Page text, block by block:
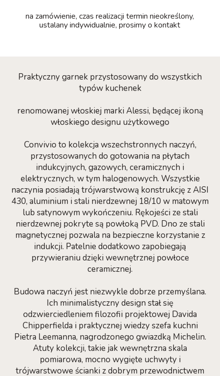
na zamówienie, czas realizacji termin nieokreślony,
ustalany indywidualnie, prosimy o kontakt
Praktyczny garnek przystosowany do wszystkich
typów kuchenek
renomowanej włoskiej marki Alessi, będącej ikoną
włoskiego designu użytkowego
Convivio to kolekcja wszechstronnych naczyń,
przystosowanych do gotowania na płytach
indukcyjnych, gazowych, ceramicznych i
elektrycznych, w tym halogenowych. Wszystkie
naczynia posiadają trójwarstwową konstrukcję z AISI
430, aluminium i stali nierdzewnej 18/10 w matowym
lub satynowym wykończeniu. Rękojeści ze stali
nierdzewnej pokryte są powłoką PVD. Dno ze stali
magnetycznej pozwala na bezpieczne korzystanie z
indukcji. Patelnie dodatkowo zapobiegają
przywieraniu dzięki wewnętrznej powłoce
ceramicznej.
Budowa naczyń jest niezwykle dobrze przemyślana.
Ich minimalistyczny design stał się
odzwierciedleniem filozofii projektowej Davida
Chipperfielda i praktycznej wiedzy szefa kuchni
Pietra Leemanna, nagrodzonego gwiazdką Michelin.
Atuty kolekcji, takie jak wewnętrzna skala
pomiarowa, mocno wygięte uchwyty i
trójwarstwowe ścianki z dobrym przewodnictwem